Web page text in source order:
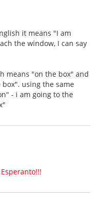
it means "I am
the window, I can say
means "on the box" and
using the same
- i am going to the